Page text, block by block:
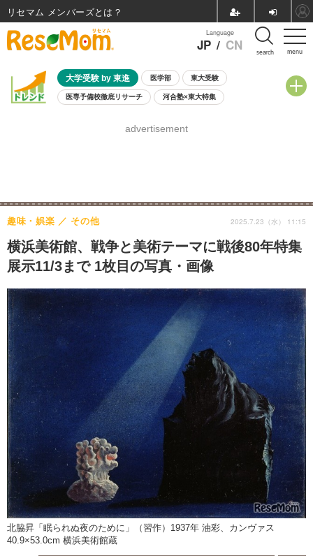
menu
Language
JP / CN search
大学受験 by 東進 医学部 東大受験
医専予備校徹底リサーチ 河合塾×東大特集
8月開催学校説明会・相談会
advertisement
横浜美術館、戦争と美術テーマに戦後80年特集
展示11/3まで 1枚目の写真・画像
趣味・娯楽 その他 2025.7.23（水） 11:15
北脇昇「眠られぬ夜のために」（習作）1937年 油彩、カンヴァス
40.9×53.0cm 横浜美術館蔵
リセマム メンバーズ